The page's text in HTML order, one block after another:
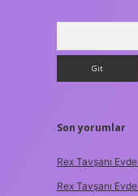
Son yorumlar
Rex Tavşanı
Rex Tavşanı